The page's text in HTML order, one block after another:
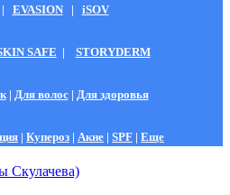
EVASION| iSOV
SAFE | STORYDERM
| Для волос| Для здоровья
| Купероз | Акне | SPF | Еще
Скулачева)